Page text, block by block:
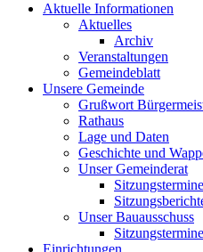
Aktuelle Informationen
Aktuelles
Archiv
Veranstaltungen
Gemeindeblatt
Unsere Gemeinde
Grußwort
Rathaus
Lage und Daten
Geschichte und
Unser Gemeinderat
Unser Bauausschuss
Einrichtungen